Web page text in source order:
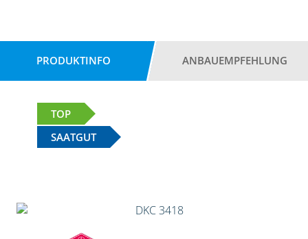
PRODUKTINFO ANBAUEMPFEHLUNG
TOP
SAATGUT